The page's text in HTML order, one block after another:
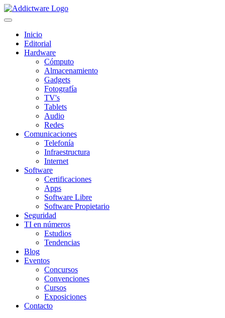
Inicio
Editorial
Hardware
Cómputo
Almacenamiento
Gadgets
Fotografía
TV's
Tablets
Audio
Redes
Comunicaciones
Telefonía
Infraestructura
Internet
Software
Certificaciones
Apps
Software Libre
Software Propietario
Seguridad
TI en números
Estudios
Tendencias
Blog
Eventos
Concursos
Convenciones
Cursos
Exposiciones
Contacto